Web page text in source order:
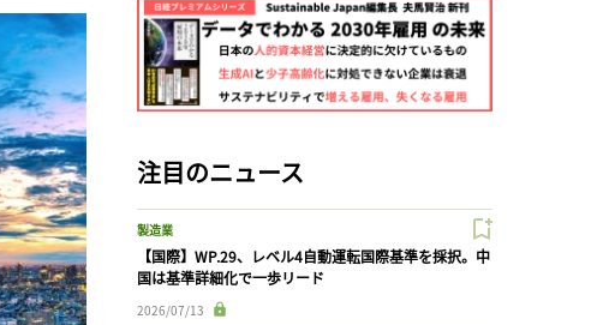
注目のニュース
製造業
【国際】WP.29、レベル4自動運転国際基準を採択。中
国は基準詳細化で一歩リード
2026/07/13